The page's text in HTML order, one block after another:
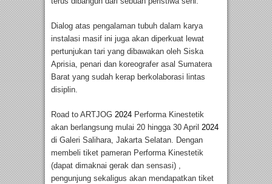
Dialog atas pengalaman tubuh dalam karya
instalasi masif ini juga akan diperkuat lewat
pertunjukan tari yang dibawakan oleh Siska
Aprisia, penari dan koreografer asal Sumatera
Barat yang sudah kerap berkolaborasi lintas
disiplin.
Road to ARTJOG 2024 Performa Kinestetik
akan berlangsung mulai 20 hingga 30 April 2024
di Galeri Salihara, Jakarta Selatan. Dengan
membeli tiket pameran Performa Kinestetik
(dapat dimaknai gerak dan sensasi) ,
pengunjung sekaligus akan mendapatkan tiket